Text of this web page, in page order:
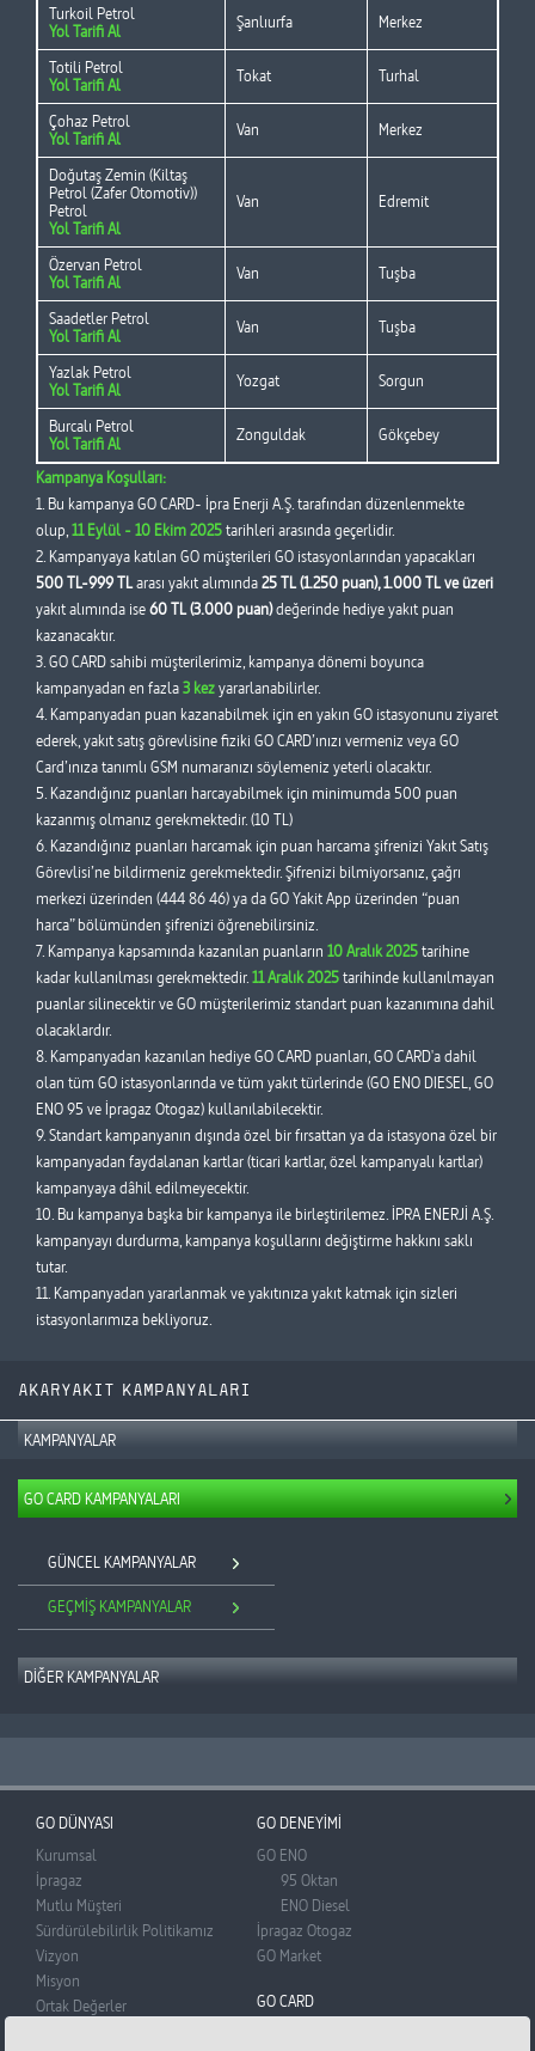
Turkoil Petrol
Yol Tarifi Al
Şanlıurfa Merkez
Totili Petrol
Yol Tarifi Al
Tokat Turhal
Çohaz Petrol
Yol Tarifi Al
Van Merkez
Doğutaş Zemin (Kiltaş
Petrol (Zafer Otomotiv))
Petrol
Yol Tarifi Al
Van Edremit
Özervan Petrol
Yol Tarifi Al
Van Tuşba
Saadetler Petrol
Yol Tarifi Al
Van Tuşba
Yazlak Petrol
Yol Tarifi Al
Yozgat Sorgun
Burcalı Petrol
Yol Tarifi Al
Zonguldak
Gökçebey
Kampanya Koşulları:
1. Bu kampanya GO CARD- İpra Enerji A.Ş. tarafından düzenlenmekte
olup, 11 Eylül - 10 Ekim 2025tarihleri arasında geçerlidir.
2. Kampanyaya katılan GO müşterileri GO istasyonlarından yapacakları
500 TL-999 TLarası yakıt alımında25 TL (1.250 puan), 1.000 TL ve üzeri
yakıt alımında ise60 TL (3.000 puan)değerinde hediye yakıt puan
kazanacaktır.
3. GO CARD sahibi müşterilerimiz, kampanya dönemi boyunca
kampanyadan en fazla3 kezyararlanabilirler.
4. Kampanyadan puan kazanabilmek için en yakın GO istasyonunu ziyaret
ederek, yakıt satış görevlisine fiziki GO CARD’ınızı vermeniz veya GO
Card’ınıza tanımlı GSM numaranızı söylemeniz yeterli olacaktır.
5. Kazandığınız puanları harcayabilmek için minimumda 500 puan
kazanmış olmanız gerekmektedir. (10 TL)
6. Kazandığınız puanları harcamak için puan harcama şifrenizi Yakıt Satış
Görevlisi’ne bildirmeniz gerekmektedir. Şifrenizi bilmiyorsanız, çağrı
merkezi üzerinden (444 86 46) ya da GO Yakit App üzerinden “puan
harca” bölümünden şifrenizi öğrenebilirsiniz.
7. Kampanya kapsamında kazanılan puanların 10 Aralık 2025tarihine
kadar kullanılması gerekmektedir. 11 Aralık 2025tarihinde kullanılmayan
puanlar silinecektir ve GO müşterilerimiz standart puan kazanımına dahil
olacaklardır.
8. Kampanyadan kazanılan hediye GO CARD puanları, GO CARD'a dahil
olan tüm GO istasyonlarında ve tüm yakıt türlerinde (GO ENO DIESEL, GO
ENO 95 ve İpragaz Otogaz) kullanılabilecektir.
9. Standart kampanyanın dışında özel bir fırsattan ya da istasyona özel bir
kampanyadan faydalanan kartlar (ticari kartlar, özel kampanyalı kartlar)
kampanyaya dâhil edilmeyecektir.
10. Bu kampanya başka bir kampanya ile birleştirilemez. İPRA ENERJİ A.Ş.
kampanyayı durdurma, kampanya koşullarını değiştirme hakkını saklı
tutar.
11. Kampanyadan yararlanmak ve yakıtınıza yakıt katmak için sizleri
istasyonlarımıza bekliyoruz.
AKARYAKIT KAMPANYALARI
KAMPANYALAR
GO CARD KAMPANYALARI
GÜNCEL KAMPANYALAR
GEÇMİŞ KAMPANYALAR
DİĞER KAMPANYALAR
GEÇMİŞ KAMPANYALAR
GO DÜNYASI
Kurumsal
İpragaz
Mutlu Müşteri
Sürdürülebilirlik Politikamız
Vizyon
Misyon
Ortak Değerler
GO DENEYİMİ
GO ENO
95 Oktan
ENO Diesel
İpragaz Otogaz
GO Market
GO CARD